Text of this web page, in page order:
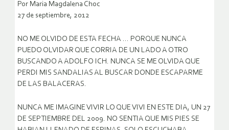
Por Maria Magdalena Choc
27 de septiembre, 2012
NO ME OLVIDO DE ESTA FECHA … PORQUE NUNCA
PUEDO OLVIDAR QUE CORRIA DE UN LADO A OTRO
BUSCANDO A ADOLFO ICH. NUNCA SE ME OLVIDA QUE
PERDI MIS SANDALIAS AL BUSCAR DONDE ESCAPARME
DE LAS BALACERAS.
NUNCA ME IMAGINE VIVIR LO QUE VIVI EN ESTE DIA, UN 27
DE SEPTIEMBRE DEL 2009. NO SENTIA QUE MIS PIES SE